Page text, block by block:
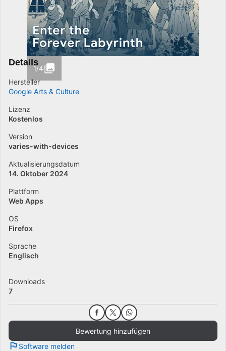
1/4
Details
Hersteller
Google Arts & Culture
Lizenz
Kostenlos
Version
varies-with-devices
Aktualisierungsdatum
14. Oktober 2024
Plattform
Web Apps
OS
Firefox
Sprache
Englisch
Downloads
7
Bewertung hinzufügen
Software melden